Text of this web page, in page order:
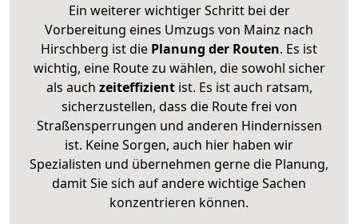
Ein weiterer wichtiger Schritt bei der
Vorbereitung eines Umzugs von Mainz nach
Hirschberg ist die Planung der Routen. Es ist
wichtig, eine Route zu wählen, die sowohl sicher
als auch zeiteffizientist. Es ist auch ratsam,
sicherzustellen, dass die Route frei von
Straßensperrungen und anderen Hindernissen
ist. Keine Sorgen, auch hier haben wir
Spezialisten und übernehmen gerne die Planung,
damit Sie sich auf andere wichtige Sachen
konzentrieren können.